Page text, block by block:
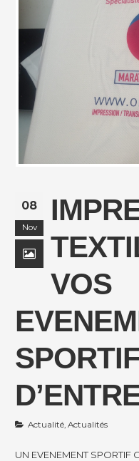
08
Nov
VOS
Actualité, Actualités
UN EVENEMENT SPORTIF